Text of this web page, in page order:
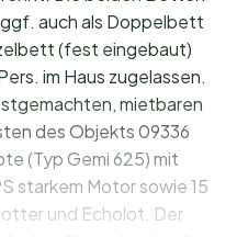
auch als Doppelbett
(fest eingebaut)
im Haus zugelassen.
mietbaren
des Objekts 09336
(Typ Gemi 625) mit
starkem Motor sowie 15
und Echolot. Der